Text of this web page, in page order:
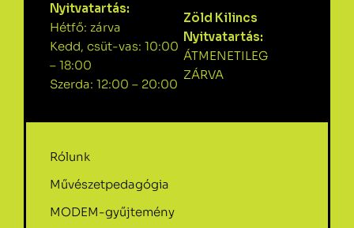
Nyitvatartás:
Hétfő: zárva
Kedd, csüt-vas: 10:00
– 18:00
Szerda: 12:00 – 20:00
Zöld Kilincs
Nyitvatartás:
ÁTMENETILEG
ZÁRVA
Rólunk
Művészetpedagógia
MODEM-gyűjtemény